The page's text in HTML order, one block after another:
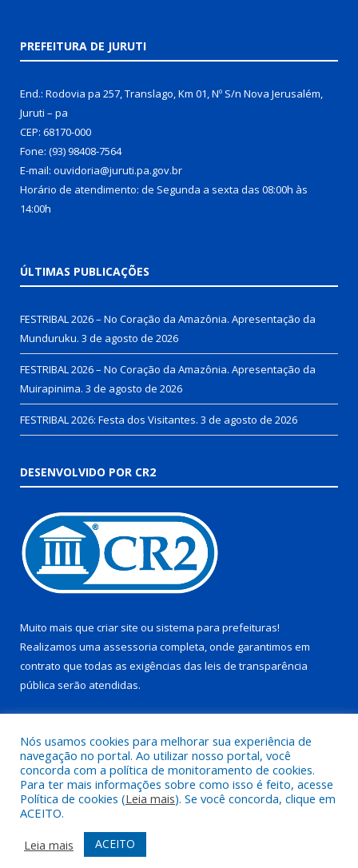
PREFEITURA DE JURUTI
End.: Rodovia pa 257, Translago, Km 01, Nº S/n Nova Jerusalém,
Juruti – pa
CEP: 68170-000
Fone: (93) 98408-7564
E-mail: ouvidoria@juruti.pa.gov.br
Horário de atendimento: de Segunda a sexta das 08:00h às
14:00h
ÚLTIMAS PUBLICAÇÕES
FESTRIBAL 2026 – No Coração da Amazônia. Apresentação da
Munduruku. 3 de agosto de 2026
FESTRIBAL 2026 – No Coração da Amazônia. Apresentação da
Muirapinima. 3 de agosto de 2026
FESTRIBAL 2026: Festa dos Visitantes. 3 de agosto de 2026
DESENVOLVIDO POR CR2
Muito mais que criar site ou sistema para prefeituras!
Realizamos uma assessoria completa, onde garantimos em
contrato que todas as exigências das leis de transparência
pública serão atendidas.
Todos os direitos reservados a Prefeitura Municipal de Juruti.
Mapa do Site
Acessar Área Administrativa
Acessar Webmail
Nós usamos cookies para melhorar sua experiência de
navegação no portal. Ao utilizar nosso portal, você
concorda com a política de monitoramento de cookies.
Para ter mais informações sobre como isso é feito, acesse
Política de cookies (Leia mais). Se você concorda, clique em
ACEITO.
Leia mais
ACEITO